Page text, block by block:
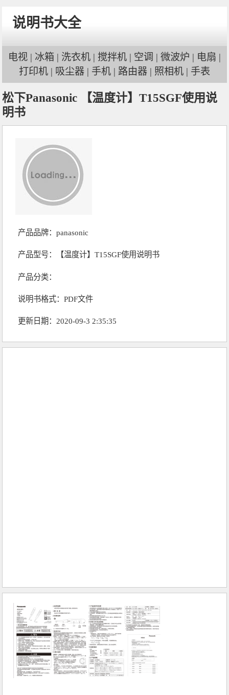
说明书大全
电视 | 冰箱 | 洗衣机 | 搅拌机 | 空调 | 微波炉 | 电扇 |
打印机 | 吸尘器 | 手机 | 路由器 | 照相机 | 手表
松下Panasonic 【温度计】T15SGF使用说
明书
产品品牌：panasonic
产品型号：【温度计】T15SGF使用说明书
产品分类：
说明书格式：PDF文件
更新日期：2020-09-3 2:35:35